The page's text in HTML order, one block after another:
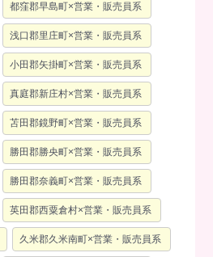
都窪郡早島町×営業・販売員系
浅口郡里庄町×営業・販売員系
小田郡矢掛町×営業・販売員系
真庭郡新庄村×営業・販売員系
苫田郡鏡野町×営業・販売員系
勝田郡勝央町×営業・販売員系
勝田郡奈義町×営業・販売員系
英田郡西粟倉村×営業・販売員系
久米郡久米南町×営業・販売員系